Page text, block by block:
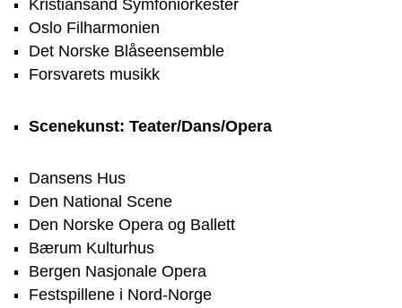
Kristiansand Symfoniorkester
Oslo Filharmonien
Det Norske Blåseensemble
Forsvarets musikk
Scenekunst: Teater/Dans/Opera
Dansens Hus
Den National Scene
Den Norske Opera og Ballett
Bærum Kulturhus
Bergen Nasjonale Opera
Festspillene i Nord-Norge